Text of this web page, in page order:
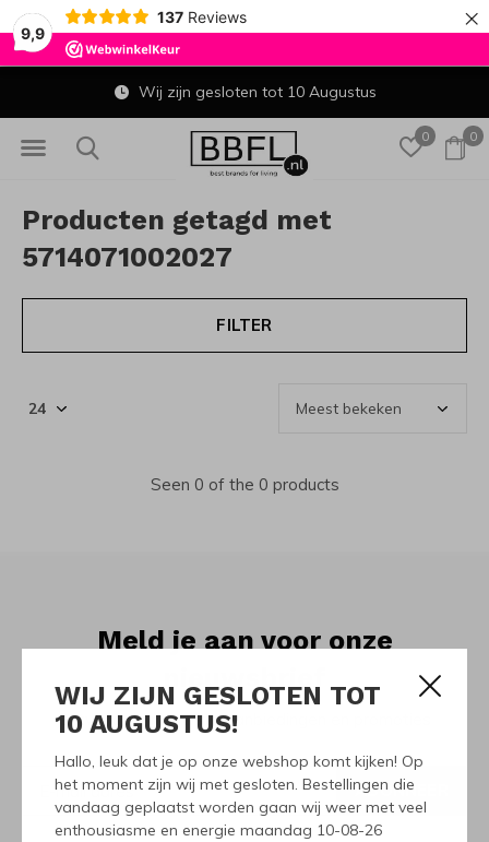
9,9
137 Reviews ×
WIJ ZIJN GESLOTEN TOT
10 AUGUSTUS!
Hallo, leuk dat je op onze webshop komt kijken! Op
het moment zijn wij met gesloten. Bestellingen die
vandaag geplaatst worden gaan wij weer met veel
enthousiasme en energie maandag 10-08-26
0 0
Wij zijn gesloten tot 10 Augustus
Producten getagd met
5714071002027
FILTER
Seen 0 of the 0 products
Meld je aan voor onze
Ontvang de nieuwste aanbiedingen en promoties
ABONNEER